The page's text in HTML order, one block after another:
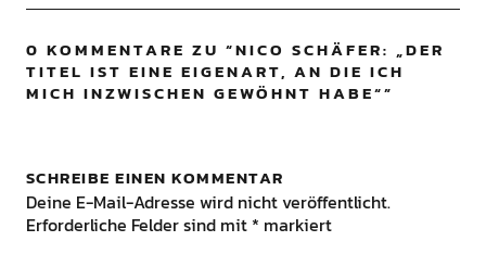
0 KOMMENTARE ZU “NICO SCHÄFER: „DER
TITEL IST EINE EIGENART, AN DIE ICH
MICH INZWISCHEN GEWÖHNT HABE“”
SCHREIBE EINEN KOMMENTAR
Deine E-Mail-Adresse wird nicht veröffentlicht.
Erforderliche Felder sind mit * markiert